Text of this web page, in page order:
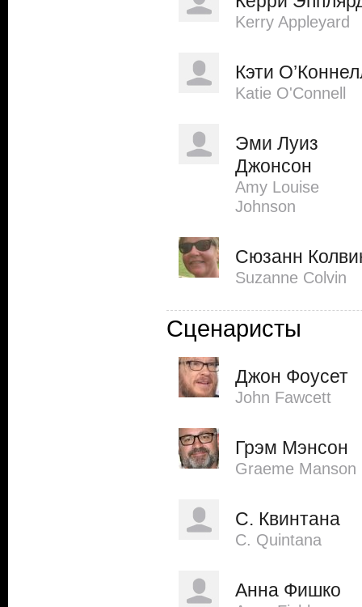
Kerry Appleyard
Кэти
Katie O'Connell
Эми Луиз
Джонсон
Amy Louise
Johnson
Сюзанн
Suzanne Colvin
Сценаристы
Джон Фоусет
John Fawcett
Грэм Мэнсон
Graeme Manson
С. Квинтана
C. Quintana
Анна Фишко